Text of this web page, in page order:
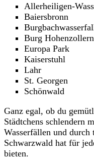
Allerheiligen-
Baiersbronn
Burg Hohenzollern
Europa Park
Kaiserstuhl
Lahr
St. Georgen
Schönwald
Ganz egal, ob du
Städtchens schlendern
Wasserfällen und
Schwarzwald hat für
bieten.